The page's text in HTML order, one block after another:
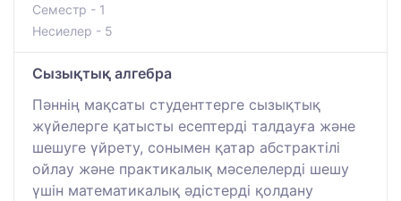
Семестр - 1
Несиелер - 5
Сызықтық алгебра
Пәннің мақсаты студенттерге сызықтық
жүйелерге қатысты есептерді талдауға және
шешуге үйрету, сонымен қатар абстрактілі
ойлау және практикалық мәселелерді шешу
үшін математикалық әдістерді қолдану